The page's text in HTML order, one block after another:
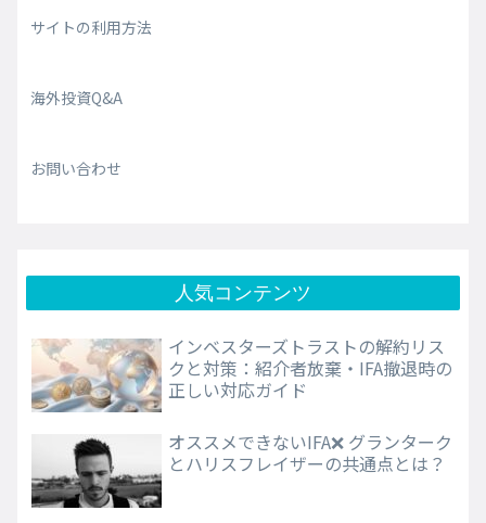
サイトの利用方法
海外投資Q&A
お問い合わせ
人気コンテンツ
インベスターズトラストの解約リス
クと対策：紹介者放棄・IFA撤退時の
正しい対応ガイド
オススメできないIFA❌ グランターク
とハリスフレイザーの共通点とは？